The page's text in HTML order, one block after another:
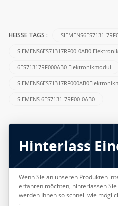
HEISSE TAGS : SIEMENS6ES7131-
SIEMENS6ES71317RF00-0AB0
6ES71317RF000AB0 Elektronikmodul
SIEMENS 6ES7131-7RF00-0AB0
Hinterlass
Wenn Sie an unseren Produkten
erfahren möchten, hinterlassen
werden Ihnen so schnell wie